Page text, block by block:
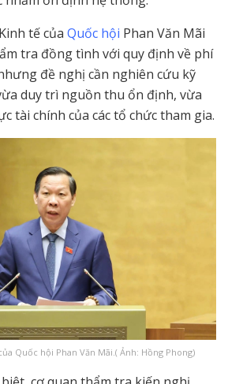
tế của Quốc hội Phan Văn Mãi
tra đồng tình với quy định về phí
đề nghị cần nghiên cứu kỹ
duy trì nguồn thu ổn định, vừa
tài chính của các tổ chức tham gia.
Quốc hội Phan Văn Mãi.( Ảnh: Hồng Phong)